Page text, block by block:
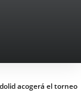
acogerá el torneo